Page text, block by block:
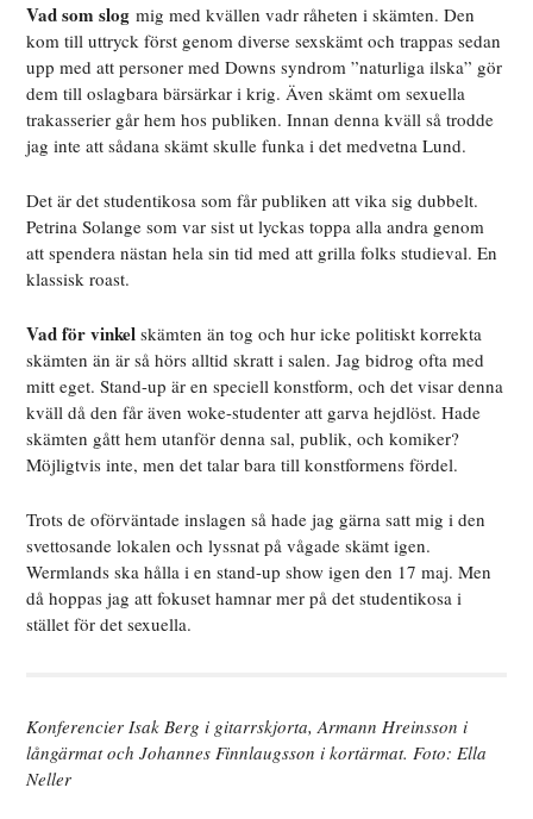
Vad som slog mig med kvällen vadr råheten i skämten. Den
kom till uttryck först genom diverse sexskämt och trappas sedan
upp med att personer med Downs syndrom ”naturliga ilska” gör
dem till oslagbara bärsärkar i krig. Även skämt om sexuella
trakasserier går hem hos publiken. Innan denna kväll så trodde
jag inte att sådana skämt skulle funka i det medvetna Lund.
Det är det studentikosa som får publiken att vika sig dubbelt.
Petrina Solange som var sist ut lyckas toppa alla andra genom
att spendera nästan hela sin tid med att grilla folks studieval.En
klassisk roast.
Vad för vinkelskämten än tog och hur icke politiskt korrekta
skämten än är så hörs alltid skratt i salen. Jag bidrog ofta med
mitt eget. Stand-up är en speciell konstform, och det visar denna
kväll då den får även woke-studenter att garva hejdlöst. Hade
skämten gått hem utanför denna sal, publik, och komiker?
Möjligtvis inte, men det talar bara till konstformens fördel.
Trots de oförväntade inslagen så hade jag gärna satt mig i den
svettosande lokalen och lyssnat på vågade skämt igen.
Wermlands ska hålla i en stand-up show igen den 17 maj. Men
då hoppas jag att fokuset hamnar mer på det studentikosa i
stället för det sexuella.
Konferencier Isak Berg i gitarrskjorta, Armann Hreinsson i
långärmat och Johannes Finnlaugsson i kortärmat. Foto: Ella
Neller